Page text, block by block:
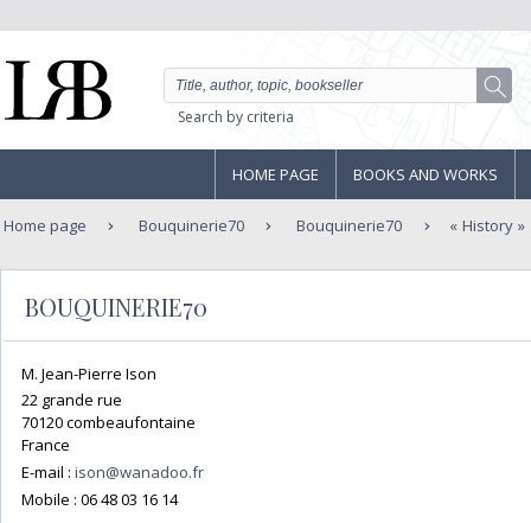
Search by criteria
HOME PAGE BOOKS AND WORKS
Home page Bouquinerie70 Bouquinerie70 History
BOUQUINERIE70
M. Jean-Pierre Ison
22 grande rue
70120 combeaufontaine
France
E-mail : ison@wanadoo.fr
Mobile : 06 48 03 16 14